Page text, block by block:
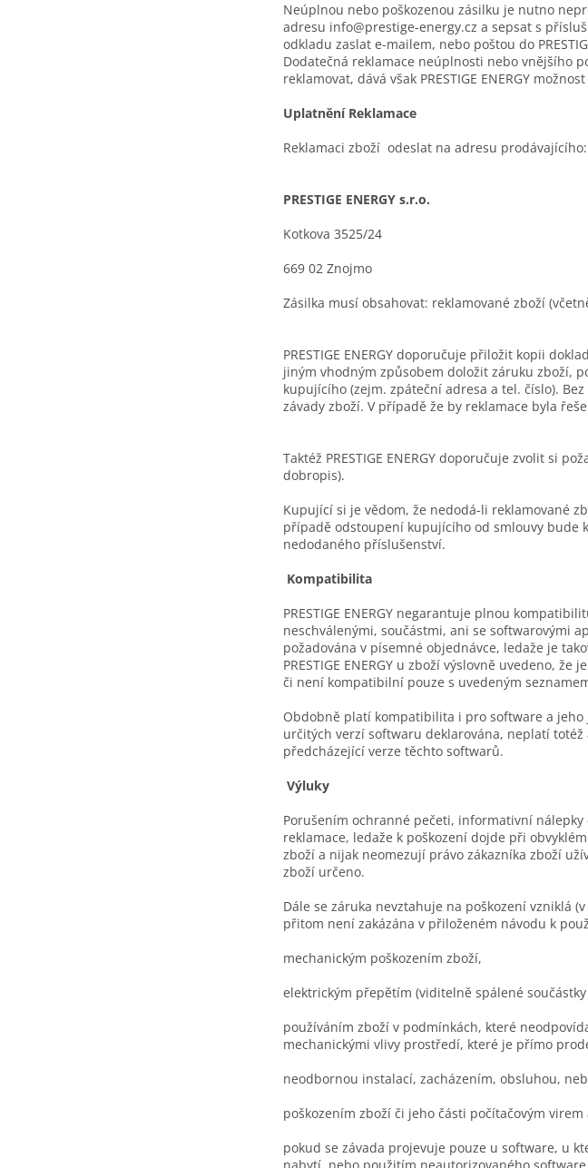
Neúplnou nebo poškozenou zásilku je nutno
adresu info@prestige-energy.cz a sepsat s
odkladu zaslat e-mailem, nebo poštou do
Dodatečná reklamace neúplnosti nebo vnějšího
reklamovat, dává však PRESTIGE ENERGY
Uplatnění Reklamace
Reklamaci zboží odeslat na adresu prodávajícího:
PRESTIGE ENERGY s.r.o.
Kotkova 3525/24
669 02 Znojmo
Zásilka musí obsahovat: reklamované zboží
PRESTIGE ENERGY doporučuje přiložit kopii
jiným vhodným způsobem doložit záruku zboží,
kupujícího (zejm. zpáteční adresa a tel. číslo).
závady zboží. V případě že by reklamace byla
Taktéž PRESTIGE ENERGY doporučuje zvolit si
dobropis).
Kupující si je vědom, že nedodá-li reklamované
případě odstoupení kupujícího od smlouvy bude
nedodaného příslušenství.
Kompatibilita
PRESTIGE ENERGY negarantuje plnou
neschválenými, součástmi, ani se softwarovými
požadována v písemné objednávce, ledaže je
PRESTIGE ENERGY u zboží výslovně uvedeno,
či není kompatibilní pouze s uvedeným
Obdobně platí kompatibilita i pro software a
určitých verzí softwaru deklarována, neplatí
předcházející verze těchto softwarů.
Výluky
Porušením ochranné pečeti, informativní
reklamace, ledaže k poškození dojde při
zboží a nijak neomezují právo zákazníka zboží
zboží určeno.
Dále se záruka nevztahuje na poškození vzniklá
přitom není zakázána v přiloženém návodu k
mechanickým poškozením zboží,
elektrickým přepětím (viditelně spálené
používáním zboží v podmínkách, které
mechanickými vlivy prostředí, které je přímo
neodbornou instalací, zacházením, obsluhou,
poškozením zboží či jeho části počítačovým virem
pokud se závada projevuje pouze u software, u